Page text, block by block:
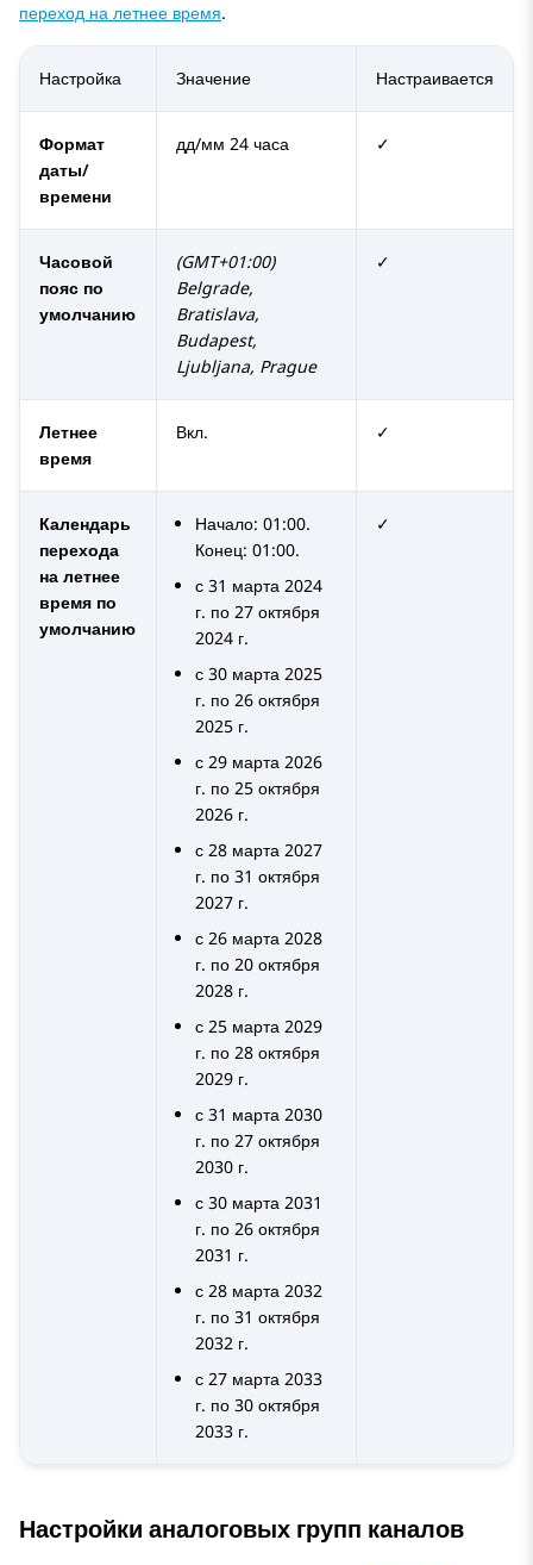
переход на летнее время.
Настройка Значение Настраивается
Формат
даты/
времени
дд/мм 24 часа ✓
Часовой
пояс по
умолчанию
(GMT+01:00)
Belgrade,
Bratislava,
Budapest,
Ljubljana, Prague
✓
Летнее
время
Вкл. ✓
Календарь
перехода
на летнее
время по
умолчанию
Начало: 01:00.
Конец: 01:00.
с 31 марта 2024
г. по 27 октября
2024 г.
с 30 марта 2025
г. по 26 октября
2025 г.
с 29 марта 2026
г. по 25 октября
2026 г.
с 28 марта 2027
г. по 31 октября
2027 г.
с 26 марта 2028
г. по 20 октября
2028 г.
с 25 марта 2029
г. по 28 октября
2029 г.
с 31 марта 2030
г. по 27 октября
2030 г.
с 30 марта 2031
г. по 26 октября
2031 г.
с 28 марта 2032
г. по 31 октября
2032 г.
с 27 марта 2033
г. по 30 октября
2033 г.
✓
Настройки аналоговых групп каналов